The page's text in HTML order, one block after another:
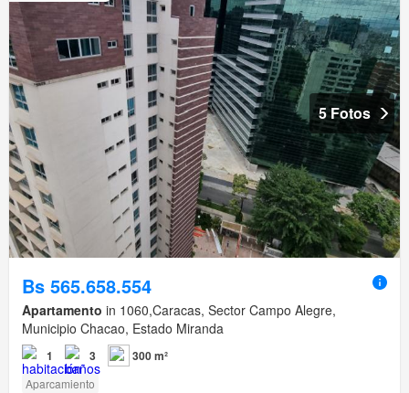
5 Fotos
Bs 565.658.554
Apartamento in 1060,Caracas, Sector Campo Alegre,
Municipio Chacao, Estado Miranda
1 3 300 m²
Aparcamiento